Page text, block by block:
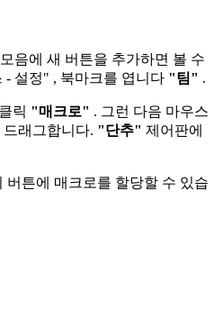
음에 새 버튼을 추가하면 볼 수
- 설정" , 북마크를 엽니다 "팀" .
클릭 "매크로" . 그런 다음 마우스
래그합니다. "단추" 제어판에
버튼에 매크로를 할당할 수 있습